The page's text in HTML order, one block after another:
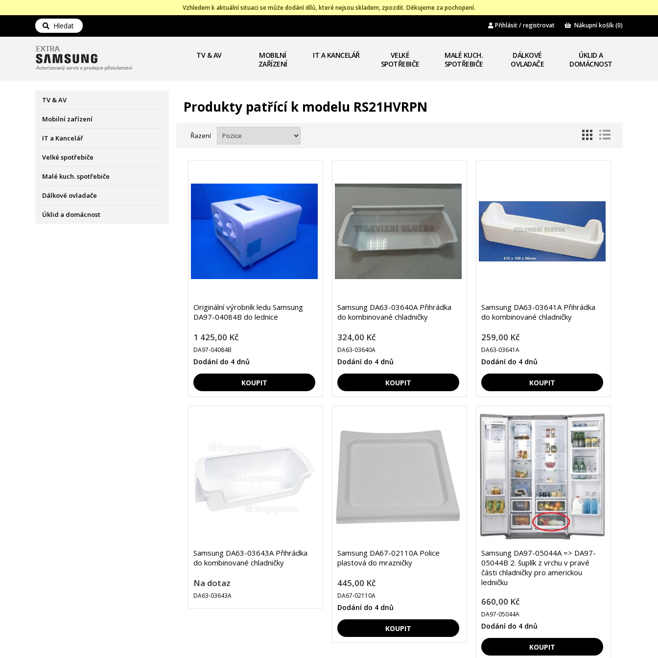
Vzhledem k aktuální situaci se může dodání dílů, které nejsou skladem, zpozdit. Děkujeme za pochopení.
Hledat Přihlásit / registrovat Nákupní košík(0)
TV & AV
MOBILNÍ
ZAŘÍZENÍ
IT A KANCELÁŘ
VELKÉ
SPOTŘEBIČE
MALÉ KUCH.
SPOTŘEBIČE
DÁLKOVÉ
OVLADAČE
ÚKLID A
DOMÁCNOST
TV & AV
Mobilní zařízení
IT a Kancelář
Velké spotřebiče
Malé kuch. spotřebiče
Dálkové ovladače
Úklid a domácnost
Produkty patřící k modelu RS21HVRPN
Řazení
Originální výrobník ledu Samsung
DA97-04084B do lednice
1 425,00 Kč
DA97-04084B
Dodání do 4 dnů
Samsung DA63-03640A Přihrádka
do kombinované chladničky
324,00 Kč
DA63-03640A
Dodání do 4 dnů
Samsung DA63-03641A Přihrádka
do kombinované chladničky
259,00 Kč
DA63-03641A
Dodání do 4 dnů
Samsung DA63-03643A Přihrádka
do kombinované chladničky
Na dotaz
DA63-03643A
Samsung DA67-02110A Police
plastová do mrazničky
445,00 Kč
DA67-02110A
Dodání do 4 dnů
Samsung DA97-05044A => DA97-
05044B 2. šuplík z vrchu v pravé
části chladničky pro americkou
ledničku
660,00 Kč
DA97-05044A
Dodání do 4 dnů